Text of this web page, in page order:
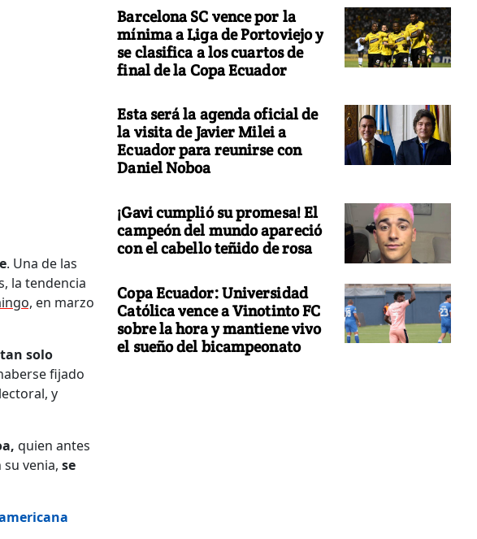
. Una de las
la tendencia
en marzo
solo
fijado
y
quien antes
su venia, se
Barcelona SC vence por la
mínima a Liga de Portoviejo y
se clasifica a los cuartos de
final de la Copa Ecuador
Esta será la agenda oficial de
la visita de Javier Milei a
Ecuador para reunirse con
Daniel Noboa
¡Gavi cumplió su promesa! El
campeón del mundo apareció
con el cabello teñido de rosa
Copa Ecuador: Universidad
Católica vence a Vinotinto FC
sobre la hora y mantiene vivo
el sueño del bicampeonato